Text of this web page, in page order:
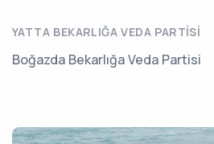
YATTA BEKARLIĞA VEDA PARTISI
Boğazda Bekarlığa Veda Partisi